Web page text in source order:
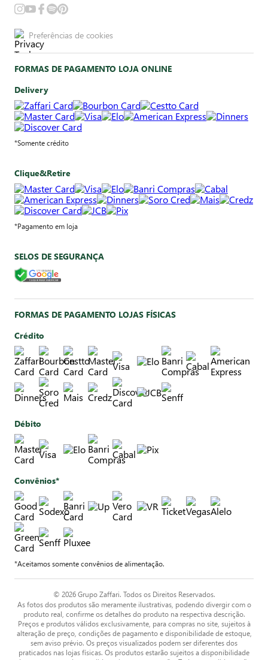
Preferências de cookies
FORMAS DE PAGAMENTO LOJA ONLINE
Delivery
*Somente crédito
Clique&Retire
*Pagamento em loja
SELOS DE SEGURANÇA
FORMAS DE PAGAMENTO LOJAS FÍSICAS
Crédito
Débito
Convênios*
*Aceitamos somente convênios de alimentação.
© 2026 Grupo Zaffari. Todos os Direitos Reservados.
As fotos dos produtos são meramente ilustrativas, podendo divergir com o
produto real, confirme os detalhes do produto na respectiva descrição.
Preços e produtos válidos exclusivamente, para compras no site, sujeitos à
alteração de preço, condições de pagamento e disponibilidade de estoque,
sem aviso prévio. Os preços visualizados podem ser diferentes dos
praticados nas lojas físicas. Os produtos estarão sujeitos a disponibilidade